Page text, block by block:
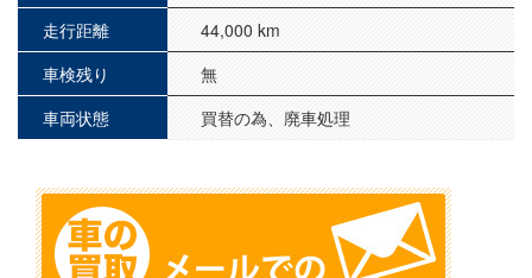
走行距離
44,000 km
車検残り
無
車両状態
買替の為、廃車処理